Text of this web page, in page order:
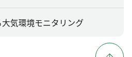
気環境モニタリング